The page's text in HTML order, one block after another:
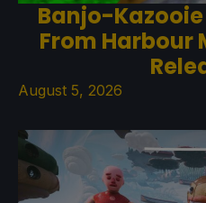
Banjo-
From Harbour
August 5, 2026